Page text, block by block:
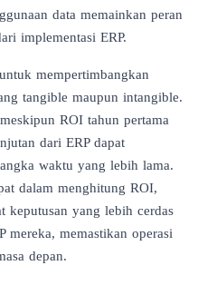
data memainkan peran
implementasi ERP.
mempertimbangkan
tangible maupun intangible.
ROI tahun pertama
dari ERP dapat
waktu yang lebih lama.
dalam menghitung ROI,
keputusan yang lebih cerdas
mereka, memastikan operasi
depan.